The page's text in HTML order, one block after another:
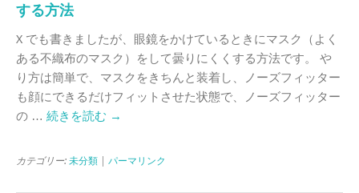
する方法
X でも書きましたが、眼鏡をかけているときにマスク（よく
ある不織布のマスク）をして曇りにくくする方法です。 や
り方は簡単で、マスクをきちんと装着し、ノーズフィッター
も顔にできるだけフィットさせた状態で、ノーズフィッター
の … 続きを読む →
カテゴリー: 未分類 パーマリンク